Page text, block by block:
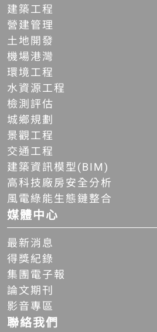
建築工程
營建管理
土地開發
機場港灣
環境工程
水資源工程
檢測評估
城鄉規劃
景觀工程
交通工程
建築資訊模型(BIM)
高科技廠房安全分析
風電綠能生態鏈整合
媒體中心
最新消息
得獎紀錄
集團電子報
論文期刊
影音專區
聯絡我們